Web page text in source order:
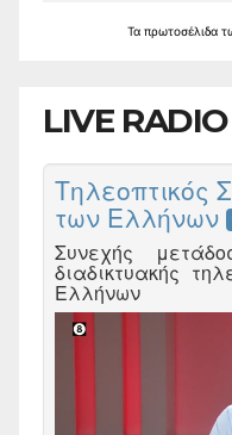
Τα πρωτοσέλιδα
LIVE